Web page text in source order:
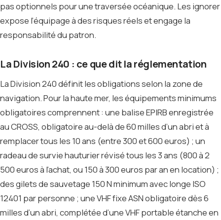
pas optionnels pour une traversée océanique. Les ignorer
expose l’équipage à des risques réels et engage la
responsabilité du patron.
La Division 240 : ce que dit la réglementation
La Division 240 définit les obligations selon la zone de
navigation. Pour la haute mer, les équipements minimums
obligatoires comprennent : une balise EPIRB enregistrée
au CROSS, obligatoire au-delà de 60 milles d’un abri et à
remplacer tous les 10 ans (entre 300 et 600 euros) ; un
radeau de survie hauturier révisé tous les 3 ans (800 à 2
500 euros à l’achat, ou 150 à 300 euros par an en location) ;
des gilets de sauvetage 150 N minimum avec longe ISO
12401 par personne ; une VHF fixe ASN obligatoire dès 6
milles d’un abri, complétée d’une VHF portable étanche en